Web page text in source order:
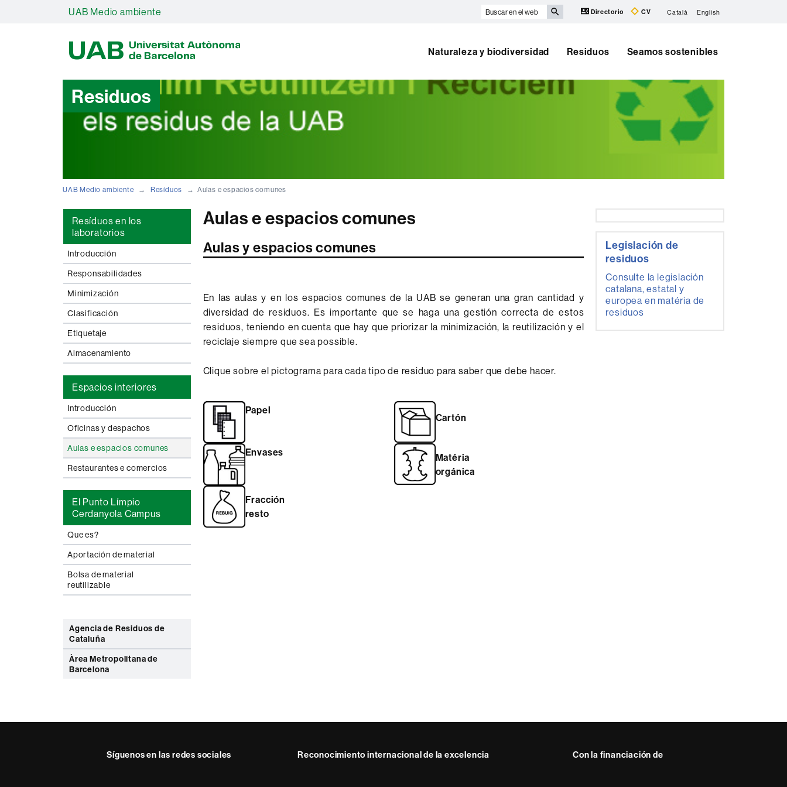
UAB Medio ambiente
Buscar
web
Directorio CV Català English
A
Naturaleza y biodiversidad Residuos Seamos sostenibles
Residuos
UAB Medio ambiente Resíduos Aulas e espacios comunes
Resíduos en los
laboratorios
Introducción
Responsabilidades
Minimización
Clasificación
Etiquetaje
Almacenamiento
Espacios interiores
Introducción
Oficinas y despachos
Aulas e espacios comunes
Restaurantes e comercios
El Punto Límpio
Cerdanyola Campus
Que es?
Aportación de material
Bolsa de material
reutilizable
Agencia de Residuos de
Cataluña
Àrea Metropolitana de
Barcelona
Aulas e espacios comunes
Aulas y espacios comunes
En las aulas y en los espacios comunes de la UAB se generan una gran cantidad y
diversidad de residuos. Es importante que se haga una gestión correcta de estos
residuos, teniendo en cuenta que hay que priorizar la minimización, la reutilización y el
reciclaje siempre que sea possible.
Clique sobre el pictograma para cada tipo de residuo para saber que debe hacer.
Papel
Cartón
Envases
Matéria
orgánica
Fracción
resto
Legislación de
residuos
Consulte la legislación
catalana, estatal y
europea en matéria de
residuos
Síguenos en las redes sociales Reconocimiento internacional de la excelencia Con la financiación de